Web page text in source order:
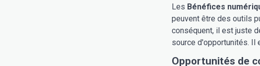
Les Bénéfices
peuvent être des outils
conséquent, il est juste
source d'opportunités. Il
Opportunités de